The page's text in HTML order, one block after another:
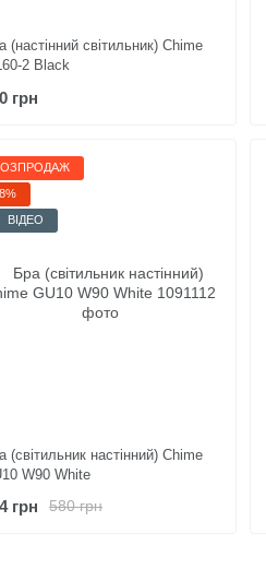
(настінний світильник) Chime
2 Black
грн
ВІДЕО
(світильник настінний) Chime
W90 White
580 грн
грн